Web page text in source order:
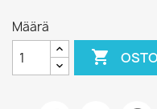
Määrä
